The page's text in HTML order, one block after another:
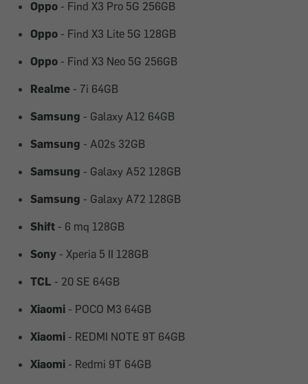
Oppo - Find X3 Pro 5G 256GB
Oppo - Find X3 Lite 5G 128GB
Oppo - Find X3 Neo 5G 256GB
Realme - 7i 64GB
Samsung - Galaxy A12 64GB
Samsung - A02s 32GB
Samsung - Galaxy A52 128GB
Samsung - Galaxy A72 128GB
Shift - 6 mq 128GB
Sony - Xperia 5 II 128GB
TCL - 20 SE 64GB
Xiaomi - POCO M3 64GB
Xiaomi - REDMI NOTE 9T 64GB
Xiaomi - Redmi 9T 64GB